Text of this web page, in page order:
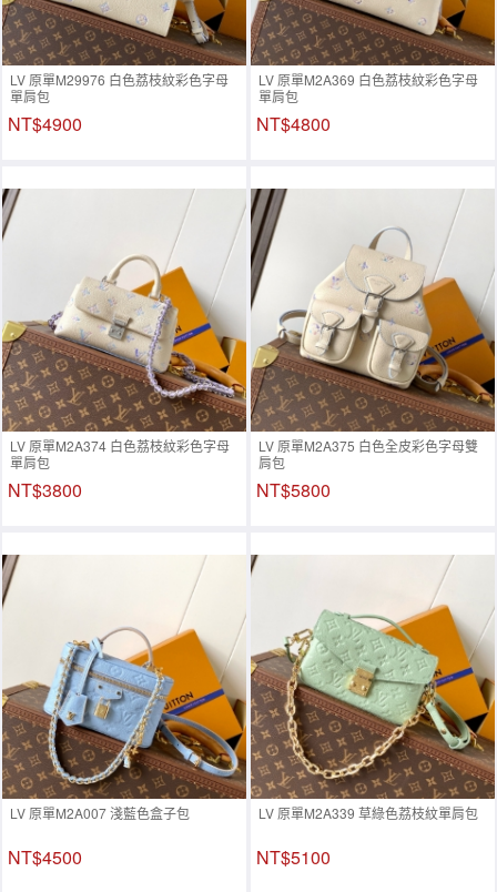
LV 原單M29976 白色荔枝紋彩色字母
單肩包
NT$4900
LV 原單M2A369 白色荔枝紋彩色字母
單肩包
NT$4800
LV 原單M2A374 白色荔枝紋彩色字母
單肩包
NT$3800
LV 原單M2A375 白色全皮彩色字母雙
肩包
NT$5800
LV 原單M2A007 淺藍色盒子包
NT$4500
LV 原單M2A339 草綠色荔枝紋單肩包
NT$5100